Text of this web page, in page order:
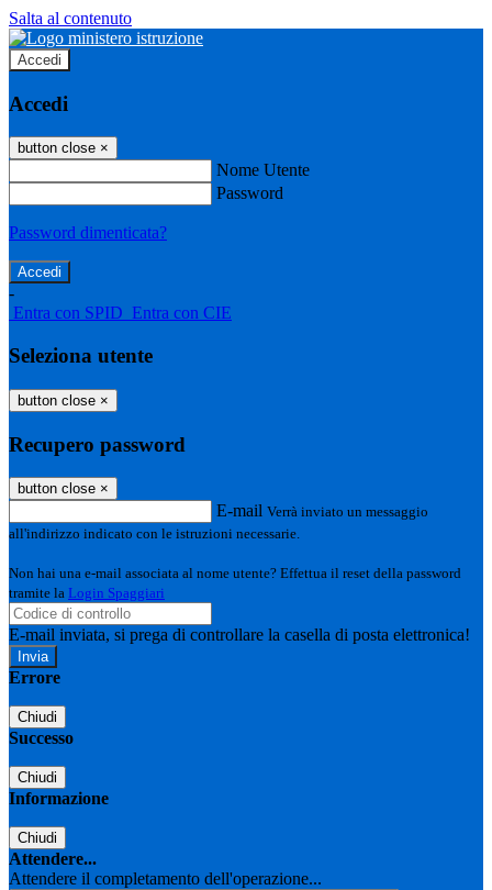
Salta al contenuto
Accedi
Accedi
button close ×
Nome Utente
Password
Password dimenticata?
-
Entra con SPID Entra con CIE
Seleziona utente
button close ×
Recupero password
button close ×
E-mail Verrà inviato un messaggio
all'indirizzo indicato con le istruzioni necessarie.
Non hai una e-mail associata al nome utente? Effettua il reset della password
tramite la Login Spaggiari
E-mail inviata, si prega di controllare la casella di posta elettronica!
Errore
Chiudi
Successo
Chiudi
Informazione
Chiudi
Attendere...
Attendere il completamento dell'operazione...